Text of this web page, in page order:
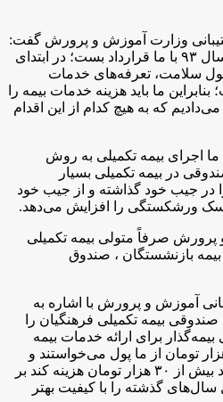
وزارت آموزش و پرورش گفت:
این شرکت در شرایط سخت سال ۹۳ با ما قرارداد بست؛ در ابتدای
تحول سلامت، تعرفه‌های خدمات
ما باید هزینه خدمات بیمه را
که به هیچ کدام از این اقدام
اجرای بیمه تکمیلی به روش
در بیمه تکمیلی بسیار
در جیب خود گذاشته و از جیب خود
ورشکستگی را افزایش می‌دهد.
پرورش صرفاً متولی بیمه تکمیلی
بازنشستگان ، صندوق
آموزش و پرورش با اشاره به
۹۴ با روش صندوقی بیمه تکمیلی فرهنگیان را
برای ارائه خدمات بیمه
به اعضای هر نفر ۵۴ هزار تومان از ما پول می‌خواستند و
آموزش و پرورش نمی‌توانستند بیش از ۳۰ هزار تومان هزینه کند بر
گذشته را با کیفیت بهتر